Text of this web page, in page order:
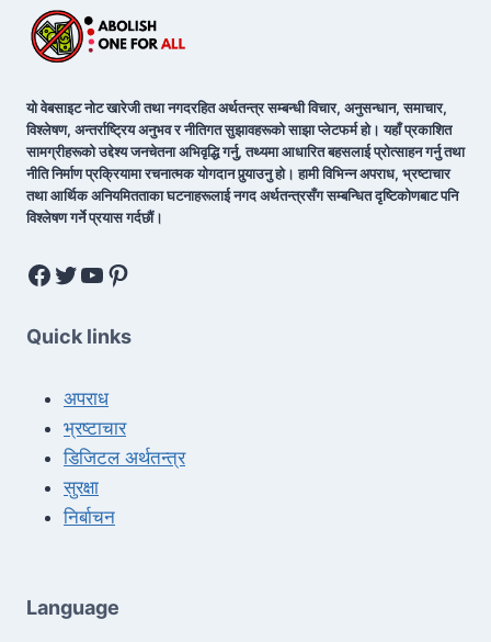
यो वेबसाइट नोट खारेजी तथा नगदरहित अर्थतन्त्र सम्बन्धी विचार, अनुसन्धान, समाचार,
विश्लेषण, अन्तर्राष्ट्रिय अनुभव र नीतिगत सुझावहरूको साझा प्लेटफर्म हो। यहाँ प्रकाशित
सामग्रीहरूको उद्देश्य जनचेतना अभिवृद्धि गर्नु, तथ्यमा आधारित बहसलाई प्रोत्साहन गर्नु तथा
नीति निर्माण प्रक्रियामा रचनात्मक योगदान पुर्‍याउनु हो। हामी विभिन्न अपराध, भ्रष्टाचार
तथा आर्थिक अनियमितताका घटनाहरूलाई नगद अर्थतन्त्रसँग सम्बन्धित दृष्टिकोणबाट पनि
विश्लेषण गर्ने प्रयास गर्दछौं।
Quick links
अपराध
भ्रष्टाचार
डिजिटल अर्थतन्त्र
सुरक्षा
निर्बाचन
Language